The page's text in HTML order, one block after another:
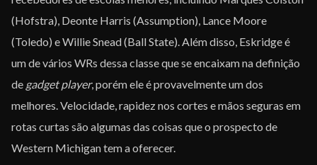
(Hofstra), Deonte Harris (Assumption), Lance Moore
(Toledo) e Willie Snead (Ball State). Além disso, Eskridge é
um de vários WRs dessa classe que se encaixam na definição
de gadget player, porém ele é provavelmente um dos
melhores. Velocidade, rapidez nos cortes e mãos seguras em
rotas curtas são algumas das coisas que o prospecto de
Western Michigan tem a oferecer.